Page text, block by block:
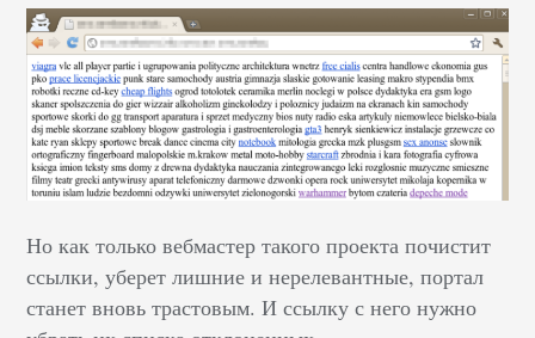
Но как только вебмастер такого проекта почистит
ссылки, уберет лишние и нерелевантные, портал
станет вновь трастовым. И ссылку с него нужно